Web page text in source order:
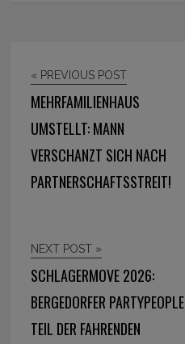
« PREVIOUS POST
MEHRFAMILIENHAUS
UMSTELLT: MANN
VERSCHANZT SICH NACH
PARTNERSCHAFTSSTREIT!
NEXT POST »
SCHLAGERMOVE 2026:
BERGEDORFER PARTYPEOPLE
TEIL DER FAHRENDEN